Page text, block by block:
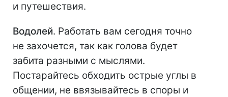
и путешествия.
Водолей. Работать вам сегодня точно
не захочется, так как голова будет
забита разными с мыслями.
Постарайтесь обходить острые углы в
общении, не ввязывайтесь в споры и